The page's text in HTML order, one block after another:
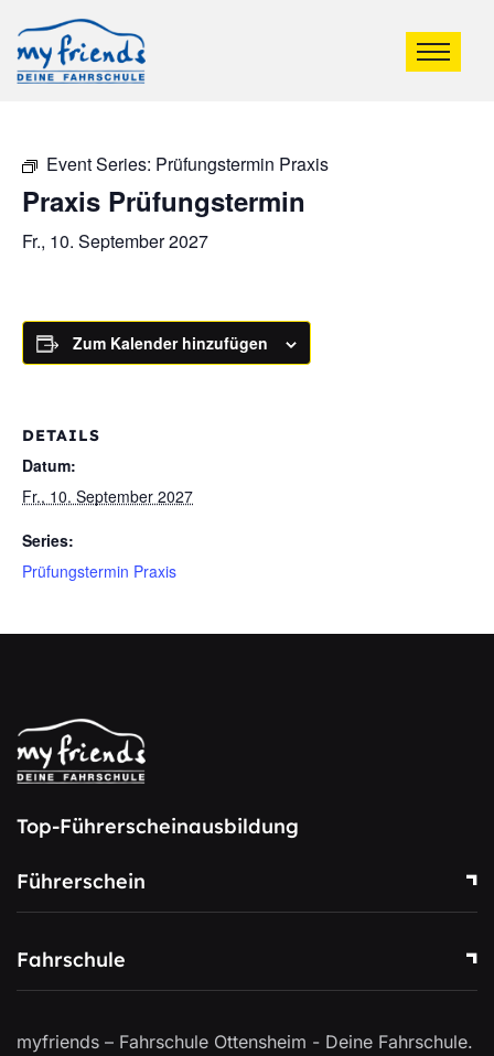
Event Series: Prüfungstermin Praxis
Praxis Prüfungstermin
Fr., 10. September 2027
Zum Kalender hinzufügen
DETAILS
Datum:
Fr., 10. September 2027
Series:
Prüfungstermin Praxis
Top-Führerscheinausbildung
Führerschein
Fahrschule
myfriends – Fahrschule Ottensheim - Deine Fahrschule.